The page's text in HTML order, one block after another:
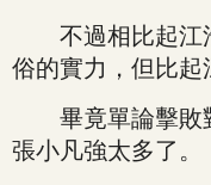
不過相比起江
俗的實力，但比起
畢竟單論擊敗
張小凡強太多了。